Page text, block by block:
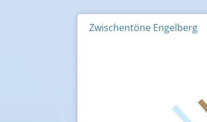
Zwischentöne Engelberg